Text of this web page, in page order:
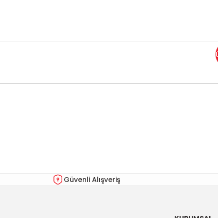
Ürün fiyatı diğer sitelerden daha pahalı.
Güvenli Alışveriş